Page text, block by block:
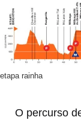
etapa rainha
O percurso